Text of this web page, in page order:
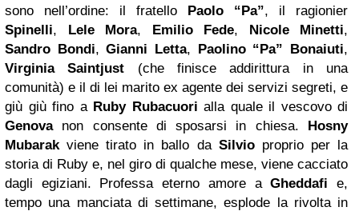
sono nell’ordine: il fratello Paolo “Pa”, il ragionier
Spinelli, Lele Mora, Emilio Fede, Nicole Minetti,
Sandro Bondi,Gianni Letta, Paolino “Pa” Bonaiuti,
Virginia Saintjust (che finisce addirittura in una
comunità) e il di lei marito ex agente dei servizi segreti, e
giù giù fino aRuby Rubacuori alla quale il vescovo di
Genova
non consente di sposarsi in chiesa. Hosny
Mubarakviene tirato in ballo da Silvio proprio per la
storia di Ruby e, nel giro di qualche mese, viene cacciato
dagli egiziani. Professa eterno amore aGheddafie,
tempo una manciata di settimane, esplode la rivolta in